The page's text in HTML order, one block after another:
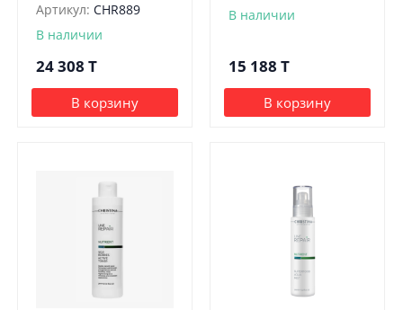
Артикул: CHR889
В наличии
24 308 T
В корзину
В наличии
15 188 T
В корзину